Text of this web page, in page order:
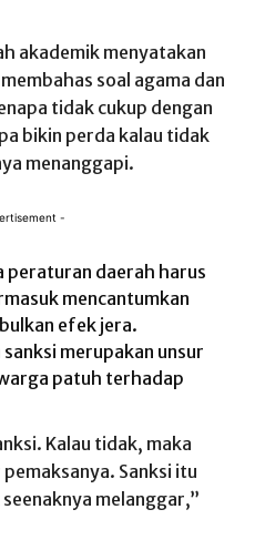
akademik menyatakan
soal agama dan
tidak cukup dengan
bikin perda kalau tidak
menanggapi.
-
peraturan daerah harus
mencantumkan
efek jera.
merupakan unsur
patuh terhadap
Kalau tidak, maka
Sanksi itu
melanggar,”